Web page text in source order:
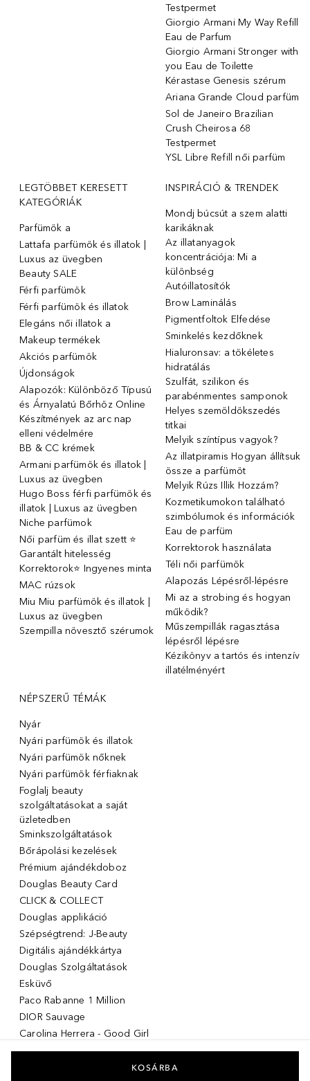
Testpermet
Giorgio Armani My Way Refill
Eau de Parfum
Giorgio Armani Stronger with
you Eau de Toilette
Kérastase Genesis szérum
Ariana Grande Cloud parfüm
Sol de Janeiro Brazilian
Crush Cheirosa 68
Testpermet
YSL Libre Refill női parfüm
LEGTÖBBET KERESETT
KATEGÓRIÁK
Parfümök ️a
Lattafa parfümök és illatok |
Luxus az üvegben
Beauty SALE
Férfi parfümök
Férfi parfümök és illatok
Elegáns női illatok ️a
Makeup termékek
Akciós parfümök
Újdonságok
Alapozók: Különböző Típusú
és Árnyalatú Bőrhöz Online
Készítmények az arc nap
elleni védelmére
BB & CC krémek
Armani parfümök és illatok |
Luxus az üvegben
Hugo Boss férfi parfümök és
illatok | Luxus az üvegben
Niche parfümok
Női parfüm és illat szett ⭐
Garantált hitelesség
Korrektorok⭐ Ingyenes minta
MAC rúzsok
Miu Miu parfümök és illatok |
Luxus az üvegben
Szempilla növesztő szérumok
INSPIRÁCIÓ & TRENDEK
Mondj búcsút a szem alatti
karikáknak
Az illatanyagok
koncentrációja: Mi a
különbség
Autóillatosítók
Brow Laminálás
Pigmentfoltok Elfedése
Sminkelés kezdőknek
Hialuronsav: a tökéletes
hidratálás
Szulfát, szilikon és
parabénmentes samponok
Helyes szemöldökszedés
titkai
Melyik színtípus vagyok?
Az illatpiramis Hogyan állítsuk
össze a parfümöt
Melyik Rúzs Illik Hozzám?
Kozmetikumokon található
szimbólumok és információk
Eau de parfüm
Korrektorok használata
Téli női parfümök
Alapozás Lépésről-lépésre
Mi az a strobing és hogyan
működik?
Műszempillák ragasztása
lépésről lépésre
Kézikönyv a tartós és intenzív
illatélményért
NÉPSZERŰ TÉMÁK
Nyár
Nyári parfümök és illatok
Nyári parfümök nőknek
Nyári parfümök férfiaknak
Foglalj beauty
szolgáltatásokat a saját
üzletedben
Sminkszolgáltatások
Bőrápolási kezelések
Prémium ajándékdoboz
Douglas Beauty Card
CLICK & COLLECT
Douglas applikáció
Szépségtrend: J-Beauty
Digitális ajándékkártya
Douglas Szolgáltatások
Esküvő
Paco Rabanne 1 Million
DIOR Sauvage
Carolina Herrera - Good Girl
Giorgio Armani Stronger with
KOSÁRBA